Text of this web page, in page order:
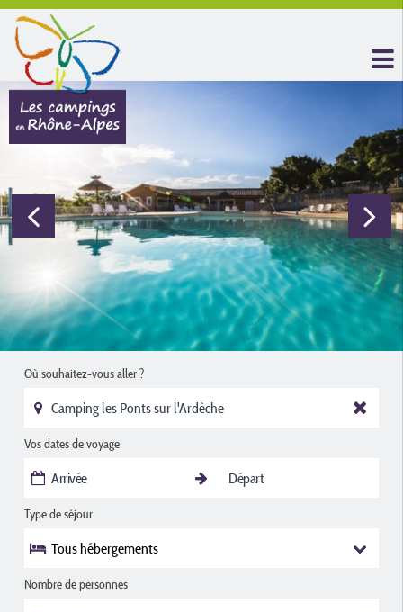
Où souhaitez-vous aller ?
Vos dates de voyage
Type de séjour
Tous hébergements
Nombre de personnes